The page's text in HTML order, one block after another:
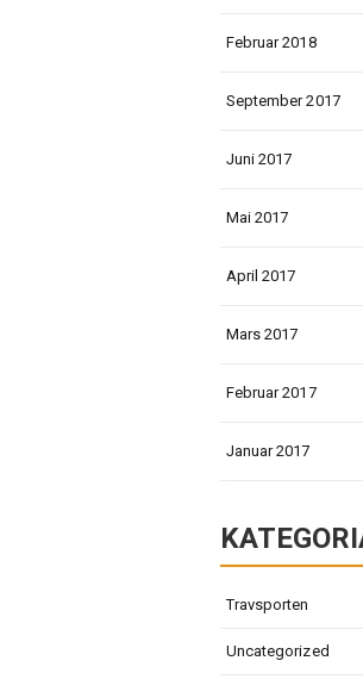
Februar 2018
September 2017
Juni 2017
Mai 2017
April 2017
Mars 2017
Februar 2017
Januar 2017
Travsporten
Uncategorized